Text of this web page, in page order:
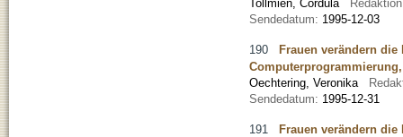
Tollmien, Cordula
Sendedatum: 1995-12-03
190 Frauen verändern die
Oechtering, Veronika
Sendedatum: 1995-12-31
191 Frauen verändern die